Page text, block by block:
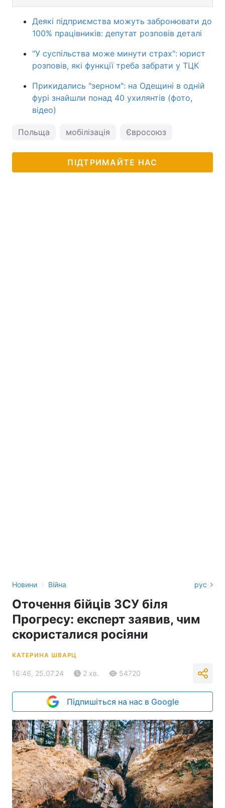
Деякі підприємства можуть забронювати до
100% працівників: депутат розповів деталі
"У суспільства може минути страх": юрист
розповів, які функції треба забрати у ТЦК
Прикидались "зерном": на Одещині в одній
фурі знайшли понад 40 ухилянтів (фото,
відео)
Польща мобілізація Євросоюз
ПІДТРИМАЙТЕ НАС
Новини › Війна рус
Оточення бійців ЗСУ біля
Прогресу: експерт заявив, чим
скористалися росіяни
КАТЕРИНА ШВАРЦ
16:46, 25.07.24 2 хв. 54720
Підпишіться на нас в Google